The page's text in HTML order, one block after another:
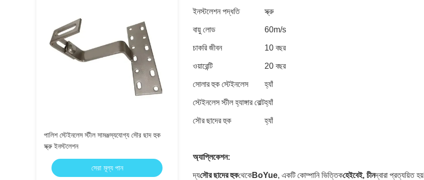
পালিশ স্টেইনলেস স্টীল সামঞ্জস্যযোগ্য সৌর ছাদ হুক
স্ক্রু ইনস্টলেশন
সেরা মূল্য পান
ইনস্টলেশন পদ্ধতি স্ক্রু
বায়ু লোড 60m/s
চাকরি জীবন 10 বছর
ওয়ারেন্টি 20 বছর
সোলার হুক স্টেইনলেস হ্যাঁ
স্টেইনলেস স্টীল হ্যাঙ্গার বোল্টহ্যাঁ
সৌর ছাদের হুক হ্যাঁ
অ্যাপ্লিকেশন:
দ্যসৌর ছাদের হুকথেকেBoYue, একটি কোম্পানি ভিত্তিকহেইবেই, চীনদ্বারা প্রত্যয়িত হয়